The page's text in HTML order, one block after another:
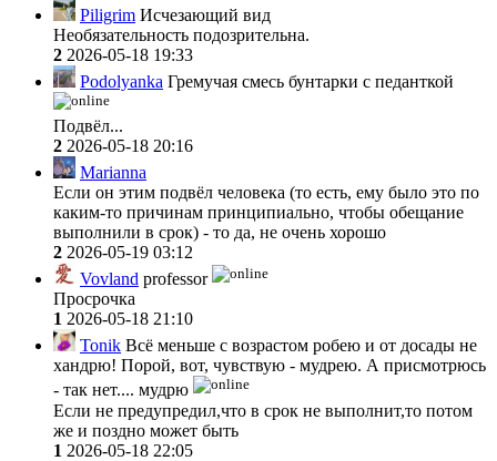
Piligrim Исчезающий вид
Необязательность подозрительна.
2 2026-05-18 19:33
Podolyanka Гремучая смесь бунтарки с педанткой
Подвёл...
2 2026-05-18 20:16
Marianna
Если он этим подвёл человека (то есть, ему было это по
каким-то причинам принципиально, чтобы обещание
выполнили в срок) - то да, не очень хорошо
2 2026-05-19 03:12
Vovland professor
Просрочка
1 2026-05-18 21:10
Tonik Всё меньше с возрастом робею и от досады не
хандрю! Порой, вот, чувствую - мудрею. А присмотрюсь
- так нет.... мудрю
Если не предупредил,что в срок не выполнит,то потом
же и поздно может быть
1 2026-05-18 22:05